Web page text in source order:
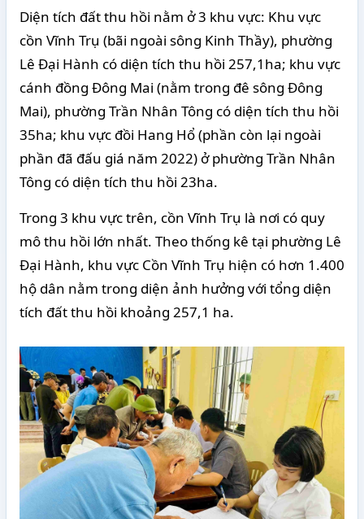
Diện tích đất thu hồi nằm ở 3 khu vực: Khu vực
cồn Vĩnh Trụ (bãi ngoài sông Kinh Thầy), phường
Lê Đại Hành có diện tích thu hồi 257,1ha; khu vực
cánh đồng Đông Mai (nằm trong đê sông Đông
Mai), phường Trần Nhân Tông có diện tích thu hồi
35ha; khu vực đồi Hang Hổ (phần còn lại ngoài
phần đã đấu giá năm 2022) ở phường Trần Nhân
Tông có diện tích thu hồi 23ha.
Trong 3 khu vực trên, cồn Vĩnh Trụ là nơi có quy
mô thu hồi lớn nhất. Theo thống kê tại phường Lê
Đại Hành, khu vực Cồn Vĩnh Trụ hiện có hơn 1.400
hộ dân nằm trong diện ảnh hưởng với tổng diện
tích đất thu hồi khoảng 257,1 ha.